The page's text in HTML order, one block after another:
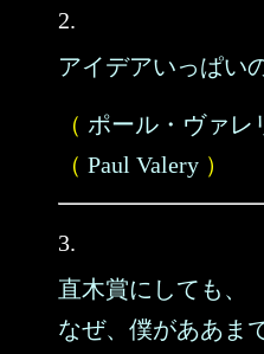
2.
アイデアいっぱい
（ ポール・ヴァレ
（ Paul Valery ）
3.
直木賞にしても、
なぜ、僕がああま